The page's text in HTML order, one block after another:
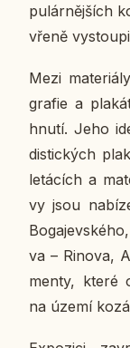
pu­lár­něj­ších
vře­ně
Mezi
gra­fie a
hnutí. Jeho
dis­tic­kých
le­tá­cích a
vy jsou
va – Rinova,
men­ty, které
na území